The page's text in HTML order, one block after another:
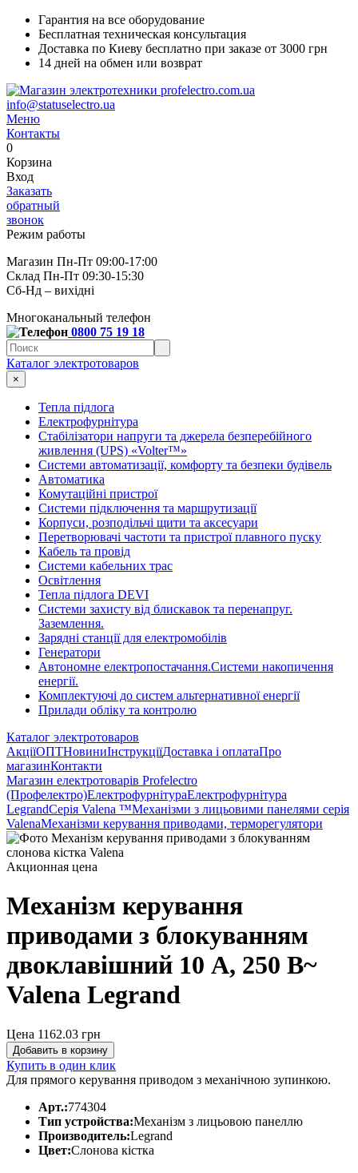
Гарантия на все оборудование
Бесплатная техническая консультация
Доставка по Киеву бесплатно при заказе от 3000 грн
14 дней на обмен или возврат
info@statuselectro.ua
Меню
Контакты
0
Корзина
Вход
Заказать
обратный
звонок
Режим работы
Магазин Пн-Пт 09:00-17:00
Склад Пн-Пт 09:30-15:30
Сб-Нд – вихідні
Многоканальный телефон
0800 75 19 18
Каталог электротоваров
×
Тепла підлога
Електрофурнітура
Cтабілізатори напруги та джерела безперебійного
живлення (UPS) «Volter™»
Системи автоматизації, комфорту та безпеки будівель
Автоматика
Комутаційні пристрої
Системи підключення та маршрутизації
Корпуси, розподільчі щити та аксесуари
Перетворювачі частоти та пристрої плавного пуску
Кабель та провід
Системи кабельних трас
Освітлення
Тепла підлога DEVI
Системи захисту від блискавок та перенапруг.
Заземлення.
Зарядні станції для електромобілів
Генератори
Автономне електропостачання.Системи накопичення
енергії.
Комплектуючі до систем альтернативної енергії
Прилади обліку та контролю
Каталог электротоваров
АкціїОПТНовиниІнструкціїДоставка і оплатаПро
магазинКонтакти
Магазин електротоварів Profelectro
(Профелектро)ЕлектрофурнітураЕлектрофурнітура
LegrandСерія Valena ™Механізми з лицьовими панелями серія
ValenaМеханізми керування приводами, терморегулятори
Акционная цена
Механізм керування
приводами з блокуванням
двоклавішний 10 А, 250 В~
Valena Legrand
Цена 1162.03 грн
Добавить в корзину
Купить в один клик
Для прямого керування приводом з механічною зупинкою.
Арт.:774304
Тип устройства:Механізм з лицьовою панеллю
Производитель:Legrand
Цвет:Слонова кістка